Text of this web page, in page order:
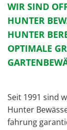
WIR SIND
HUNTER
HUNTER
OPTIMALE
Seit 1991 sind
Hun­ter
fah­rung